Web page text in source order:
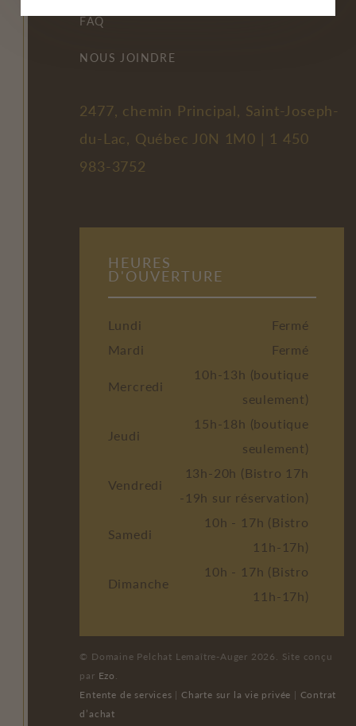
FAQ
NOUS JOINDRE
2477, chemin Principal, Saint-Joseph-
du-Lac, Québec J0N 1M0 | 1 450
983-3752
HEURES
D'OUVERTURE
Lundi
Fermé
Mardi
Fermé
Mercredi
10h-13h (boutique
seulement)
Jeudi
15h-18h (boutique
seulement)
Vendredi
13h-20h (Bistro 17h
-19h sur réservation)
Samedi
10h - 17h (Bistro
11h-17h)
Dimanche
10h - 17h (Bistro
11h-17h)
© Domaine Pelchat Lemaître-Auger 2026. Site conçu
par Ezo.
Entente de services | Charte sur la vie privée | Contrat
d’achat